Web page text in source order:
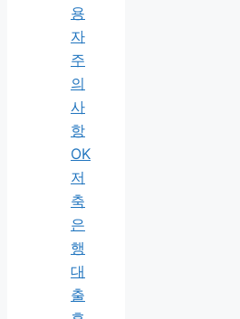
용
자
주
의
사
항
OK
저
축
은
행
대
출